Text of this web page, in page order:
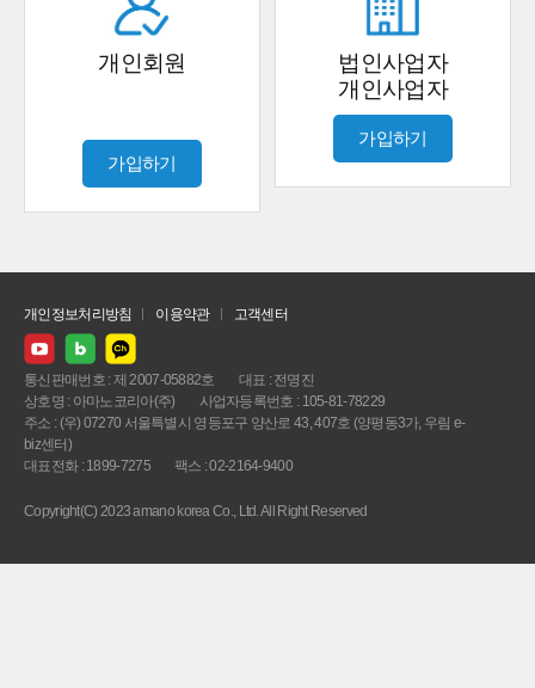
개인회원
가입하기
법인사업자
개인사업자
가입하기
개인정보처리방침 이용약관 고객센터
통신판매번호 : 제 2007-05882호
대표 : 전명진
상호명 : 아마노코리아(주)
사업자등록번호 : 105-81-78229
주소 : (우) 07270 서울특별시 영등포구 양산로 43, 407호 (양평동3가, 우림 e-
biz센터)
대표전화 : 1899-7275
팩스 : 02-2164-9400
Copyright(C) 2023 amano korea Co., Ltd. All Right Reserved